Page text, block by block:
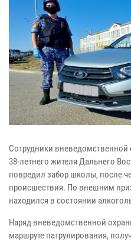
Сотрудники
38-летнего жителя Дальнего
повредил забор школы, после
происшествия. По внешним
находился в состоянии
Наряд вневедомственной
маршруте патрулирования,